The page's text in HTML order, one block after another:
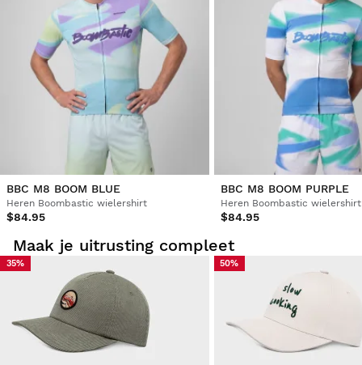
BBC M8 BOOM BLUE
Heren Boombastic wielershirt
$84.95
BBC M8 BOOM PURPLE
Heren Boombastic wielershirt
$84.95
Maak je uitrusting compleet
35% 50%